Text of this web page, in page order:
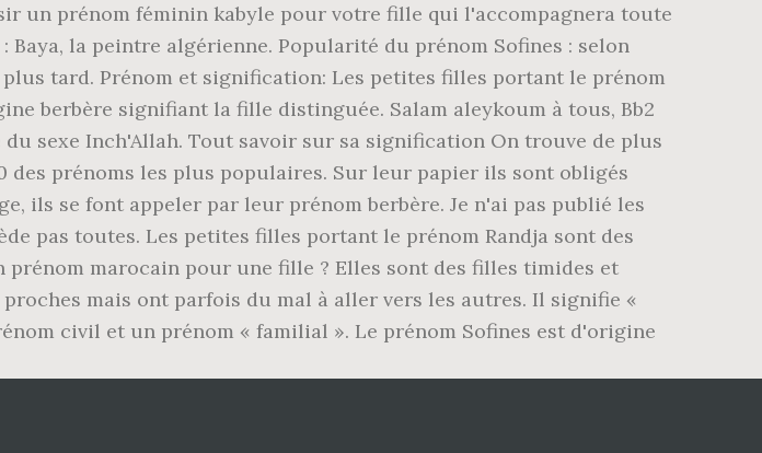
un prénom féminin kabyle pour votre fille qui l'accompagnera toute
la peintre algérienne. Popularité du prénom Sofines : selon
plus tard. Prénom et signification: Les petites filles portant le prénom
berbère signifiant la fille distinguée. Salam aleykoum à tous, Bb2
sexe Inch'Allah. Tout savoir sur sa signification On trouve de plus
prénoms les plus populaires. Sur leur papier ils sont obligés
ils se font appeler par leur prénom berbère. Je n'ai pas publié les
pas toutes. Les petites filles portant le prénom Randja sont des
prénom marocain pour une fille ? Elles sont des filles timides et
mais ont parfois du mal à aller vers les autres. Il signifie «
civil et un prénom « familial ». Le prénom Sofines est d'origine